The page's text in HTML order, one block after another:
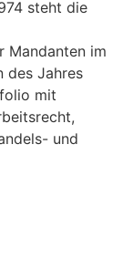
steht die
Mandanten im
des Jahres
mit
und